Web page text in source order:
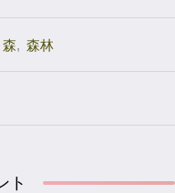
森, 森林
ト